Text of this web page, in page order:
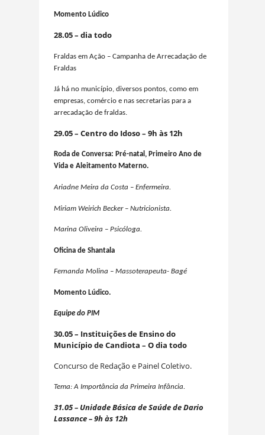
Momento Lúdico
28.05 – dia todo
Fraldas em Ação – Campanha de Arrecadação de
Fraldas
Já há no município, diversos pontos, como em
empresas, comércio e nas secretarias para a
arrecadação de fraldas.
29.05 – Centro do Idoso – 9h às 12h
Roda de Conversa: Pré-natal , Primeiro Ano de
Vida e Aleitamento Materno.
Ariadne Meira da Costa – Enfermeira.
Miriam Weirich Becker – Nutricionista.
Marina Oliveira – Psicóloga.
Oficina de Shantala
Fernanda Molina – Massoterapeuta- Bagé
Momento Lúdico.
Equipe do PIM
30.05 – Instituições de Ensino do
Município de Candiota – O dia todo
Concurso de Redação e Painel Coletivo.
Tema: A Importância da Primeira Infância.
31.05 – Unidade Básica de Saúde de Dario
Lassance – 9h às 12h